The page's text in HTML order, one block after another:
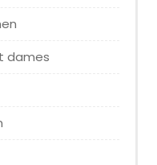
dames